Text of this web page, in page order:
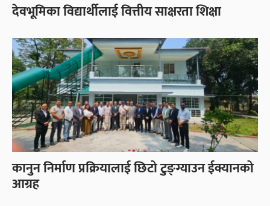
देवभूमिका विद्यार्थीलाई वित्तीय साक्षरता शिक्षा
कानुन निर्माण प्रक्रियालाई छिटो टुङ्ग्याउन ईक्यानको
आग्रह